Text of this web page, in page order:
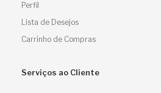
Perfil
Lista de Desejos
Carrinho de Compras
Serviços ao Cliente